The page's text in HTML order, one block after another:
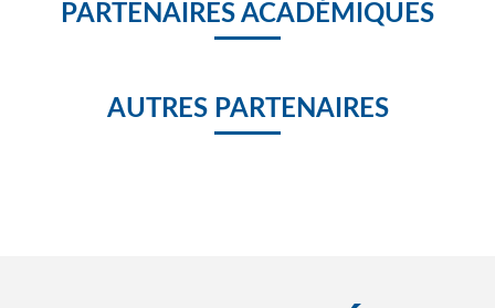
PARTENAIRES ACADÉMIQUES
AUTRES PARTENAIRES